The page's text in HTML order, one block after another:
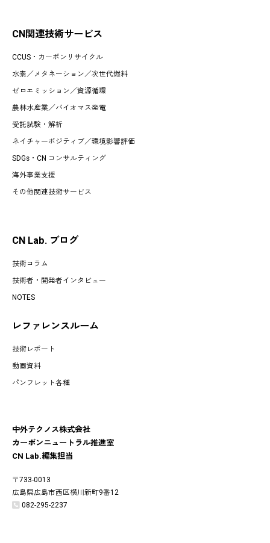
CN関連技術サービス
CCUS・カーボンリサイクル
水素／ メタネーション／次世代燃料
ゼロエミッション／資源循環
農林水産業／バイオマス発電
受託試験・解析
ネイチャーポジティブ／環境影響評価
SDGs・CN コンサルティング
海外事業支援
その他関連技術サービス
CN Lab. ブログ
技術コラム
技術者・開発者インタビュー
NOTES
レファレンスルーム
技術レポート
動画資料
パンフレット各種
中外テクノス株式会社
カーボンニュートラル推進室
CN Lab.編集担当
〒733-0013
広島県広島市西区横川新町9番12
082-295-2237